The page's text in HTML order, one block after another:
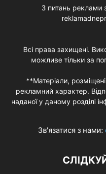
З питань реклами
Всі права захищені.
можливе тільки за
**Матеріали,
рекламний характер.
наданої у даному розділі
Зв'язатися з нами: